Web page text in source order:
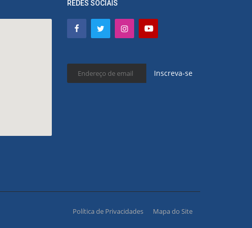
REDES SOCIAIS
Inscreva-se
Política de Privacidades Mapa do Site